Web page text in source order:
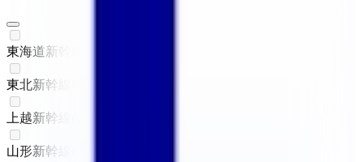
東海道新幹線
東北新幹線
上越新幹線
山形新幹線